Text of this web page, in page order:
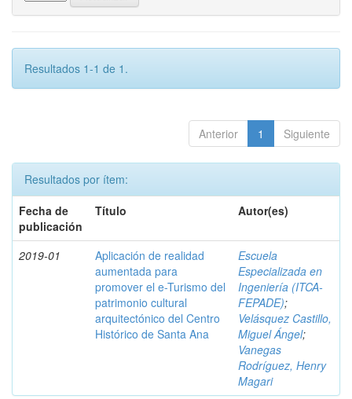
Resultados 1-1 de 1.
Anterior 1 Siguiente
Resultados por ítem:
Fecha de
publicación
Título Autor(es)
2019-01
Aplicación de realidad
aumentada para
promover el e-Turismo del
patrimonio cultural
arquitectónico del Centro
Histórico de Santa Ana
Escuela
Especializada en
Ingeniería (ITCA-
FEPADE);
Velásquez Castillo,
Miguel Ángel;
Vanegas
Rodríguez, Henry
Magari